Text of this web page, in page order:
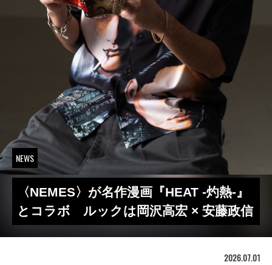
NEWS
〈NEMES〉が名作漫画『HEAT -灼熱-』
とコラボ ルックは岡沢高宏 × 安藤政信
2026.07.01